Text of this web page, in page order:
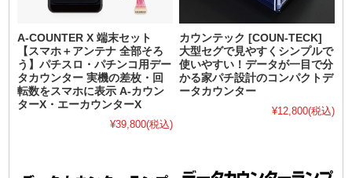
A-COUNTER X 端末セット
【スマホ＋アンテナ 全部そろ
う】パチスロ・パチンコ用デー
タカウンター 実機の差枚・回
転数をスマホに表示 A-カウン
ターX・エーカウンターX
¥39,800(税込)
カウンテック [COUN-TECK]
大型セグで見やすくシンプルで
使いやすい！データが一目で分
かる家パチ設計のコンパクトデ
ータカウンター
¥12,800(税込)